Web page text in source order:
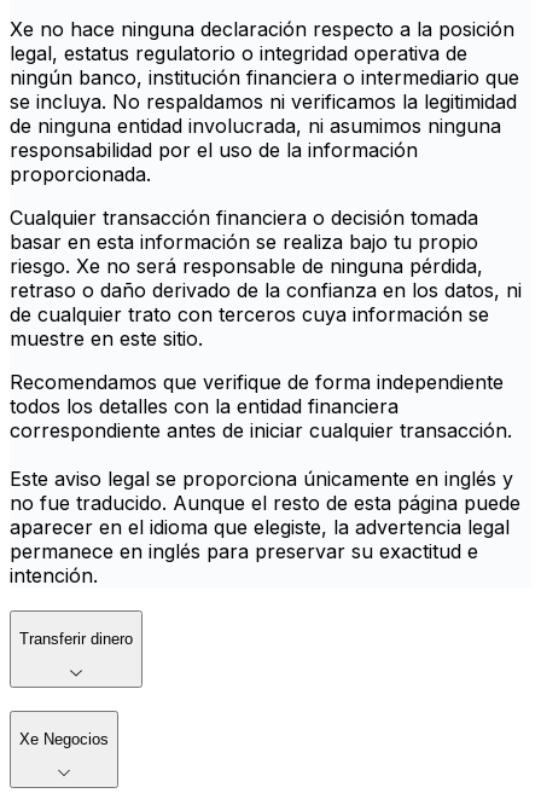
Xe no hace ninguna declaración respecto a la posición
legal, estatus regulatorio o integridad operativa de
ningún banco, institución financiera o intermediario que
se incluya. No respaldamos ni verificamos la legitimidad
de ninguna entidad involucrada, ni asumimos ninguna
responsabilidad por el uso de la información
proporcionada.
Cualquier transacción financiera o decisión tomada
basar en esta información se realiza bajo tu propio
riesgo. Xe no será responsable de ninguna pérdida,
retraso o daño derivado de la confianza en los datos, ni
de cualquier trato con terceros cuya información se
muestre en este sitio.
Recomendamos que verifique de forma independiente
todos los detalles con la entidad financiera
correspondiente antes de iniciar cualquier transacción.
Este aviso legal se proporciona únicamente en inglés y
no fue traducido. Aunque el resto de esta página puede
aparecer en el idioma que elegiste, la advertencia legal
permanece en inglés para preservar su exactitud e
intención.
Transferir dinero
Xe Negocios